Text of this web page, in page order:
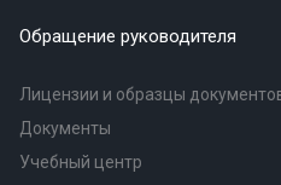
Обращение руководителя
Лицензии и образцы
Документы
Учебный центр